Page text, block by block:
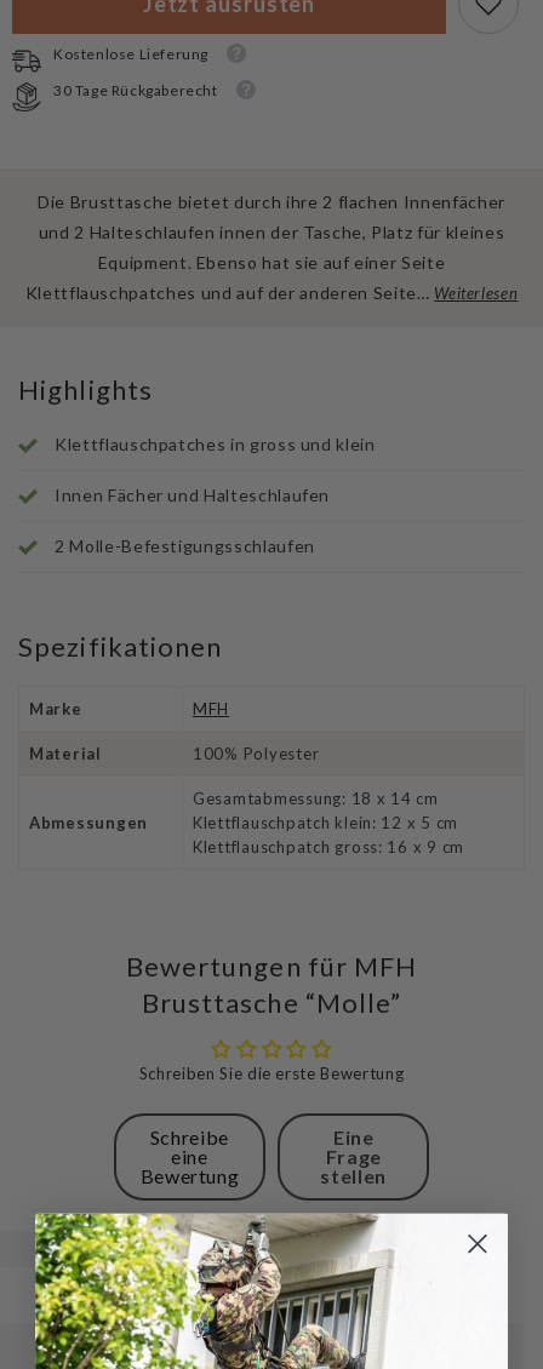
“Molle”
Brusttasche
“Molle”
Kostenlose Lieferung
30 Tage Rückgaberecht
Die Brusttasche bietet durch ihre 2 flachen Innenfächer
und 2 Halteschlaufen innen der Tasche, Platz für kleines
Equipment. Ebenso hat sie auf einer Seite
Klettflauschpatches und auf der anderen Seite… Weiterlesen
Highlights
Klettflauschpatches in gross und klein
Innen Fächer und Halteschlaufen
2 Molle-Befestigungsschlaufen
Spezifikationen
Marke MFH
Material 100% Polyester
Abmessungen
Gesamtabmessung: 18 x 14 cm
Klettflauschpatch klein: 12 x 5 cm
Klettflauschpatch gross: 16 x 9 cm
Bewertungen für MFH
Brusttasche “Molle”
Schreiben Sie die erste Bewertung
Schreibe
eine
Bewertung
Eine
Frage
stellen